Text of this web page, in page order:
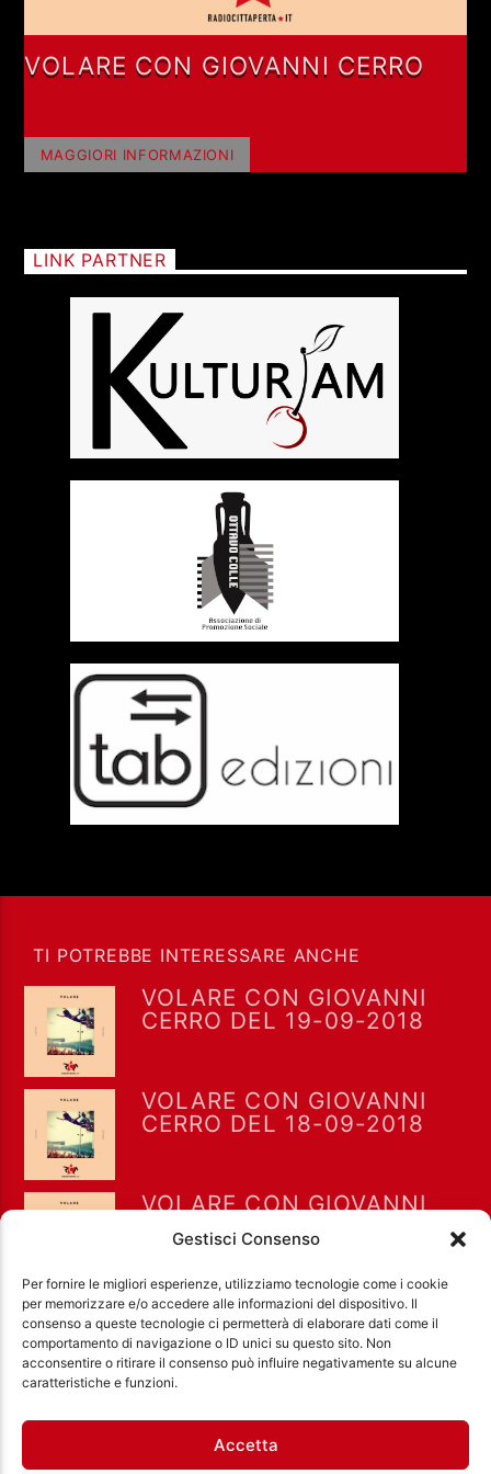
Gestisci Consenso
Per fornire le migliori esperienze, utilizziamo tecnologie come i cookie
per memorizzare e/o accedere alle informazioni del dispositivo. Il
consenso a queste tecnologie ci permetterà di elaborare dati come il
comportamento di navigazione o ID unici su questo sito. Non
acconsentire o ritirare il consenso può influire negativamente su alcune
caratteristiche e funzioni.
Accetta
VOLARE CON GIOVANNI CERRO
MAGGIORI INFORMAZIONI
LINK PARTNER
TI POTREBBE INTERESSARE ANCHE
VOLARE CON GIOVANNI
CERRO DEL 19-09-2018
VOLARE CON GIOVANNI
CERRO DEL 18-09-2018
VOLARE CON GIOVANNI
CERRO DEL 13-09-2018
Ass. Cult. Dissociazione - Codice fiscale:
Città Aperta via di Casal Bruciato 31/A, Roma